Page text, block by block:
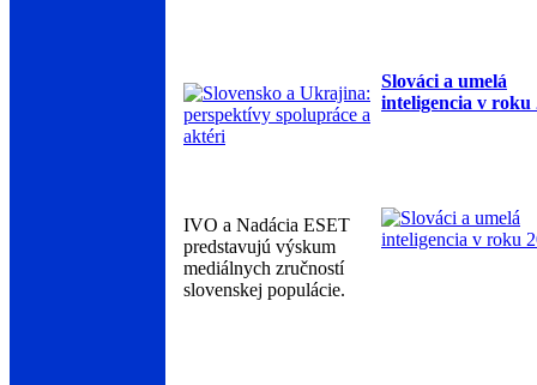
Slováci a umelá
inteligencia v roku
IVO a Nadácia ESET
predstavujú výskum
mediálnych zručností
slovenskej populácie.